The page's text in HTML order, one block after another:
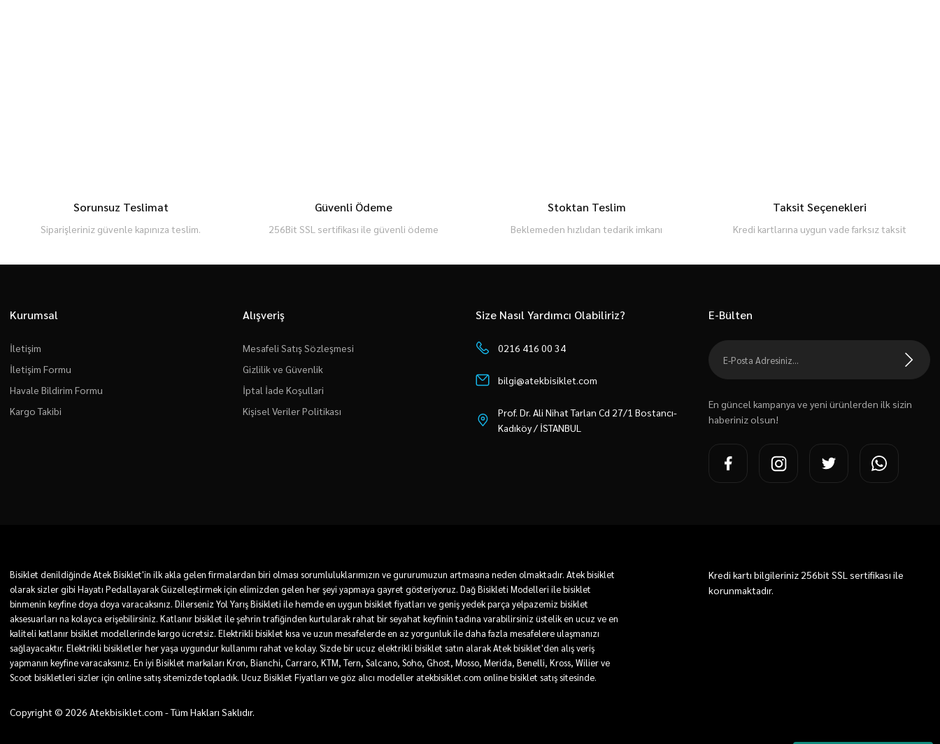
Sorunsuz Teslimat
Siparişleriniz güvenle kapınıza teslim.
Güvenli Ödeme
256Bit SSL sertifikası ile güvenli ödeme
Stoktan Teslim
Beklemeden hızlıdan tedarik imkanı
Taksit Seçenekleri
Kredi kartlarına uygun vade farksız taksit
Kurumsal
İletişim
İletişim Formu
Havale Bildirim Formu
Kargo Takibi
Alışveriş
Mesafeli Satış Sözleşmesi
Gizlilik ve Güvenlik
İptal İade Koşullari
Kişisel Veriler Politikası
Size Nasıl Yardımcı Olabiliriz?
0216 416 00 34
bilgi@atekbisiklet.com
Prof. Dr. Ali Nihat Tarlan Cd 27/1 Bostancı-
Kadıköy / İSTANBUL
E-Bülten
En güncel kampanya ve yeni ürünlerden ilk sizin
haberiniz olsun!
Bisiklet denildiğinde Atek Bisiklet'in ilk akla gelen firmalardan biri olması sorumluluklarımızın ve gururumuzun artmasına neden olmaktadır. Atek bisiklet
olarak sizler gibi Hayatı Pedallayarak Güzelleştirmek için elimizden gelen her şeyi yapmaya gayret gösteriyoruz. Dağ Bisikleti Modelleri ile bisiklet
binmenin keyfine doya doya varacaksınız. Dilerseniz Yol Yarış Bisikleti ile hemde en uygun bisiklet fiyatları ve geniş yedek parça yelpazemiz bisiklet
aksesuarları na kolayca erişebilirsiniz. Katlanır bisiklet ile şehrin trafiğinden kurtularak rahat bir seyahat keyfinin tadına varabilirsiniz üstelik en ucuz ve en
kaliteli katlanır bisiklet modellerinde kargo ücretsiz. Elektrikli bisiklet kısa ve uzun mesafelerde en az yorgunluk ile daha fazla mesafelere ulaşmanızı
sağlayacaktır. Elektrikli bisikletler her yaşa uygundur kullanımı rahat ve kolay. Sizde bir ucuz elektrikli bisiklet satın alarak Atek bisiklet'den alış veriş
yapmanın keyfine varacaksınız. En iyi Bisiklet markaları Kron, Bianchi, Carraro, KTM, Tern, Salcano, Soho, Ghost, Mosso, Merida, Benelli, Kross, Wilier ve
Scoot bisikletleri sizler için online satış sitemizde topladık. Ucuz Bisiklet Fiyatları ve göz alıcı modeller atekbisiklet.com online bisiklet satış sitesinde.
Kredi kartı bilgileriniz 256bit SSL sertifikası ile
korunmaktadır.
Copyright © 2026 Atekbisiklet.com - Tüm Hakları Saklıdır.